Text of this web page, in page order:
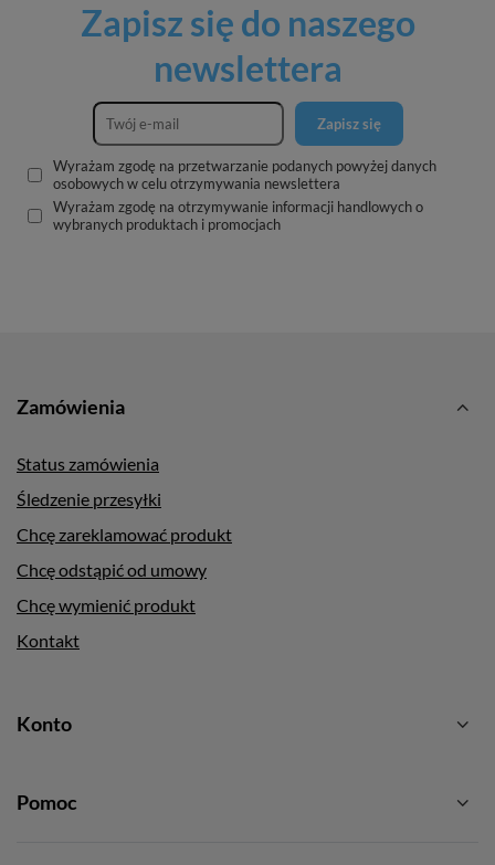
Zapisz się do naszego
newslettera
Zapisz się
Wyrażam zgodę na przetwarzanie podanych powyżej danych
osobowych w celu otrzymywania newslettera
Wyrażam zgodę na otrzymywanie informacji handlowych o
wybranych produktach i promocjach
Zamówienia
Status zamówienia
Śledzenie przesyłki
Chcę zareklamować produkt
Chcę odstąpić od umowy
Chcę wymienić produkt
Kontakt
Konto
Pomoc